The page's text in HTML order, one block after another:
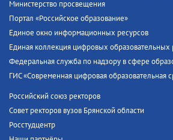
Министерство просвещения
Портал «Российское образование»
Единое окно информационных ресурсов
Единая коллекция цифровых образовательных
Федеральная служба по надзору в сфере
ГИС «Современная цифровая образовательная
Российский союз ректоров
Совет ректоров вузов Брянской области
Росстудцентр